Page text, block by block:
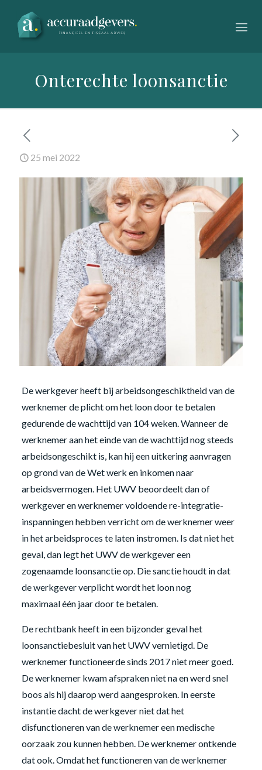
Onterechte loonsanctie
25 mei 2022
De werkgever heeft bij arbeidsongeschiktheid van de
werknemer de plicht om het loon door te betalen
gedurende de wachttijd van 104 weken. Wanneer de
werknemer aan het einde van de wachttijd nog steeds
arbeidsongeschikt is, kan hij een uitkering aanvragen
op grond van de Wet werk en inkomen naar
arbeidsvermogen. Het UWV beoordeelt dan of
werkgever en werknemer voldoende re-integratie-
inspanningen hebben verricht om de werknemer weer
in het arbeidsproces te laten instromen. Is dat niet het
geval, dan legt het UWV de werkgever een
zogenaamde loonsanctie op. Die sanctie houdt in dat
de werkgever verplicht wordt het loon nog
maximaal één jaar door te betalen.
De rechtbank heeft in een bijzonder geval het
loonsanctiebesluit van het UWV vernietigd. De
werknemer functioneerde sinds 2017 niet meer goed.
De werknemer kwam afspraken niet na en werd snel
boos als hij daarop werd aangesproken. In eerste
instantie dacht de werkgever niet dat het
disfunctioneren van de werknemer een medische
oorzaak zou kunnen hebben. De werknemer ontkende
dat ook. Omdat het functioneren van de werknemer